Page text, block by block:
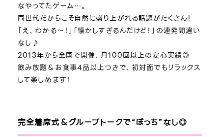
なやってたゲーム…。
同世代だからこそ自然に盛り上がれる話題がたくさん！
「え、わかる～！」「懐かしすぎるんだけど！」の連発間違い
なし♪
2013年から全国で開催、月100回以上の安心実績◎
飲み放題＆お食事4品以上つきで、初対面でもリラックス
して楽しめます！
完全着席式＆グループトークで“ぼっち”なし◎